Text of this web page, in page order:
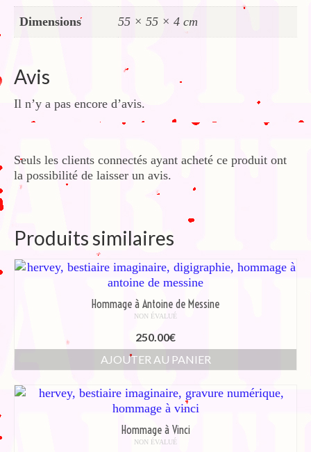
Dimensions 55 × 55 × 4 cm
Avis
Il n’y a pas encore d’avis.
Seuls les clients connectés ayant acheté ce produit ont
la possibilité de laisser un avis.
Produits similaires
Hommage à Antoine de Messine
NON ÉVALUÉ
250.00€
AJOUTER AU PANIER
Hommage à Vinci
NON ÉVALUÉ